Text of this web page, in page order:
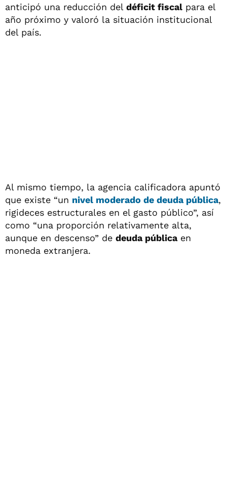
anticipó una reducción del déficit fiscal para el
año próximo y valoró la situación institucional
del país.
Al mismo tiempo, la agencia calificadora apuntó
que existe “un nivel moderado de deuda pública,
rigideces estructurales en el gasto público”, así
como “una proporción relativamente alta,
aunque en descenso” de deuda públicaen
moneda extranjera.